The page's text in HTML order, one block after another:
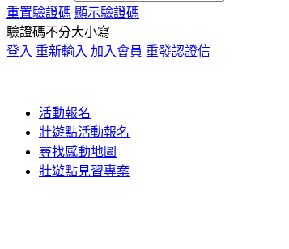
重置驗證碼 顯示驗證碼
驗證碼不分大小寫
登入 重新輸入 加入會員 重發認證信
活動報名
壯遊點活動報名
尋找感動地圖
壯遊點見習專案